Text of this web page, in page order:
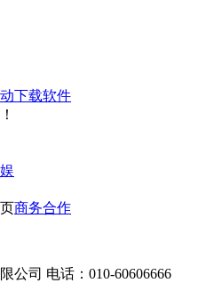
下载软件
商务合作
公司 电话：010-60606666